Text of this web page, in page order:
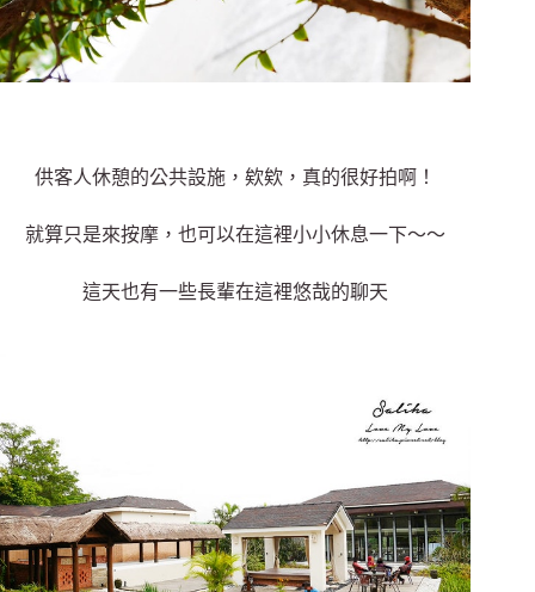
供客人休憩的公共設施，欸欸，真的很好拍啊！
就算只是來按摩，也可以在這裡小小休息一下～～
這天也有一些長輩在這裡悠哉的聊天